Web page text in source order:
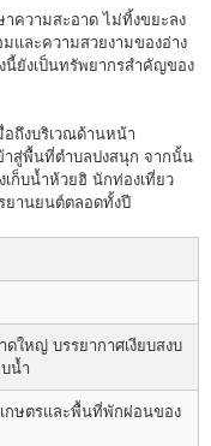
าความสะอาด ไม่ทิ้งขยะลง
และความสวยงามของอ่าง
นี้ยังเป็นทรัพยากรสำคัญของ
อถึงบริเวณด้านหน้า
ข้าสู่พื้นที่ตำบลปงสนุก จากนั้น
เก็บน้ำห้วยฮิ นักท่องเที่ยว
ยานยนต์ตลอดทั้งปี
ใหญ่ บรรยากาศเงียบสงบ
น้ำ
เกษตรและพื้นที่พักผ่อนของ